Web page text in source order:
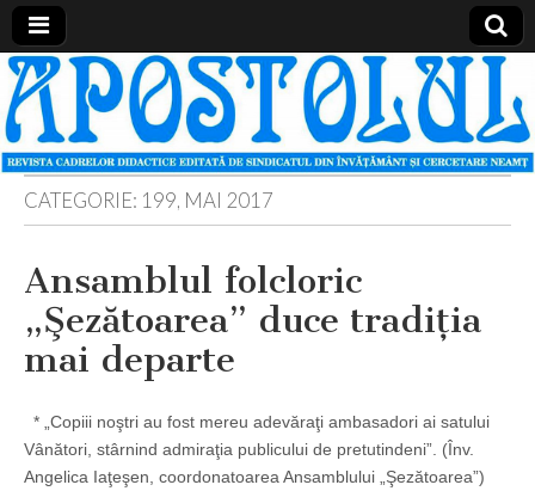
Apostolul
Revista
cadrelor
didactice
din
judetul
Neamt
CATEGORIE: 199, MAI 2017
Ansamblul folcloric
„Şezătoarea” duce tradiţia
mai departe
* „Copiii noştri au fost mereu adevăraţi ambasadori ai satului
Vânători, stârnind admiraţia publicului de pretutindeni”. (Înv.
Angelica Iaţeşen, coordonatoarea Ansamblului „Şezătoarea”)